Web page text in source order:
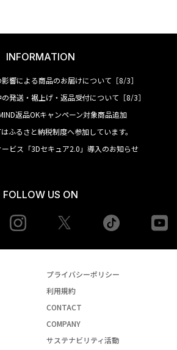
INFORMATION
響による商品のお届けについて［8/3］
発送・裾上げ・返品受付について［8/3］
返品OKキャンペーン対象商品追加
はふるさと納税制度へ参加しています。
ビス「3Dセキュア2.0」導入のお知らせ
FOLLOW US ON
Instagram tiktok
プライバシーポリシー
利用規約
CONTACT
COMPANY
サステナビリティ活動